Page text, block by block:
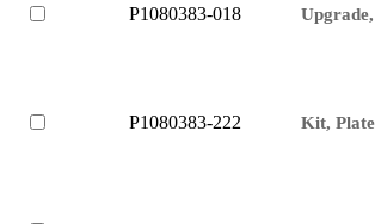
P1080383-018
P1080383-222 Kit,